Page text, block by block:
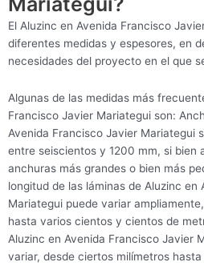
El Aluzinc en Avenida Francisco
diferentes medidas y espesores, en
necesidades del proyecto en el que
Algunas de las medidas más
Francisco Javier Mariategui son:
Avenida Francisco Javier Mariategui
entre seiscientos y 1200 mm, si bien
anchuras más grandes o bien más
longitud de las láminas de Aluzinc en
Mariategui puede variar
hasta varios cientos y cientos de
Aluzinc en Avenida Francisco Javier
variar, desde ciertos milímetros